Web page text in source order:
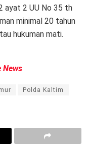
ayat 2 UU No 35 th
minimal 20 tahun
hukuman mati.
News
Polda Kaltim